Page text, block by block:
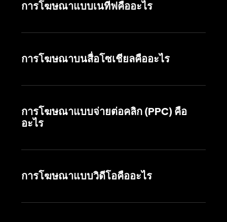
การโฆษณาแบบเนทีฟคืออะไร
การโฆษณาบนสื่อโซเชียลคืออะไร
การโฆษณาแบบจ่ายต่อคลิก (PPC) คือ
อะไร
การโฆษณาแบบวิดีโอคืออะไร